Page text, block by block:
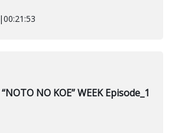
|00:21:53
“NOTO NO KOE” WEEK Episode_1